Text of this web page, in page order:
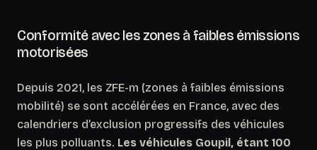
Conformité avec les zones à faibles émissions
motorisées
Depuis 2021, les ZFE-m (zones à faibles émissions
mobilité) se sont accélérées en France, avec des
calendriers d’exclusion progressifs des véhicules
les plus polluants. Les véhicules Goupil, étant 100